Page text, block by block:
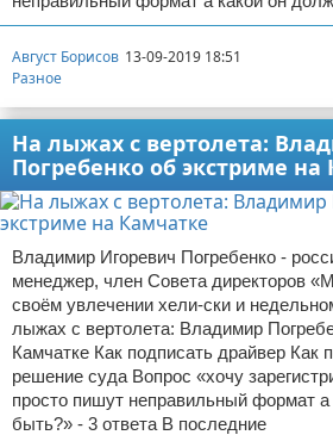
Август Борисов 13-09-2019 18:51
Разное
На лыжах с вертолета:
Погребенко об экстриме на
Владимир Игоревич Погребенко -
менеджер, член Совета директоров
своём увлечении хели-ски и
лыжах с вертолета: Владимир
Камчатке Как подписать драйвер Как
решение суда Вопрос «хочу
просто пишут неправильный формат
быть?» - 3 ответа В последние